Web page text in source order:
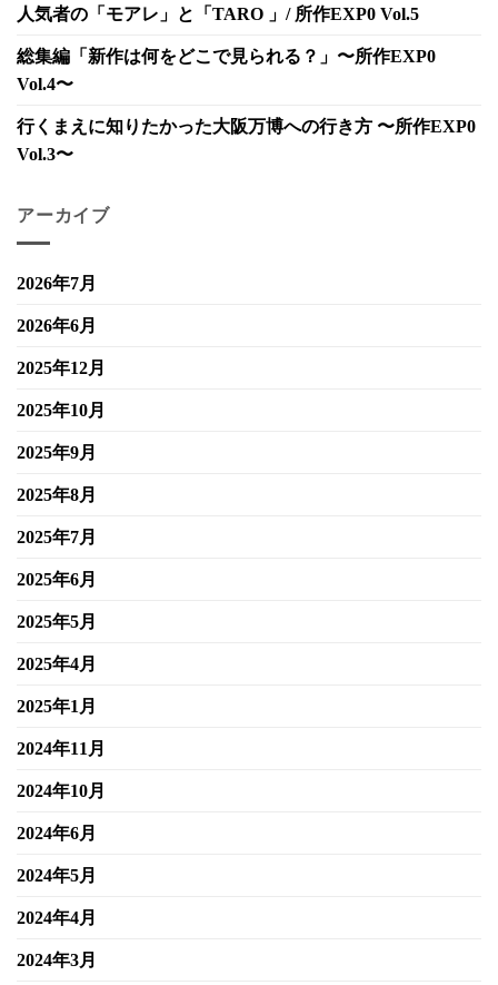
人気者の「モアレ」と「TARO 」/ 所作EXP0 Vol.5
総集編「新作は何をどこで見られる？」〜所作EXP0
Vol.4〜
行くまえに知りたかった大阪万博への行き方 〜所作EXP0
Vol.3〜
アーカイブ
2026年7月
2026年6月
2025年12月
2025年10月
2025年9月
2025年8月
2025年7月
2025年6月
2025年5月
2025年4月
2025年1月
2024年11月
2024年10月
2024年6月
2024年5月
2024年4月
2024年3月